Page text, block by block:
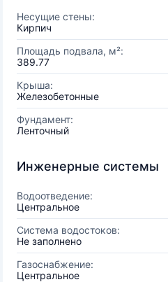
Несущие стены:
Кирпич
Площадь подвала, м²:
389.77
Крыша:
Железобетонные
Фундамент:
Ленточный
Инженерные системы
Водоотведение:
Центральное
Система водостоков:
Не заполнено
Газоснабжение:
Центральное